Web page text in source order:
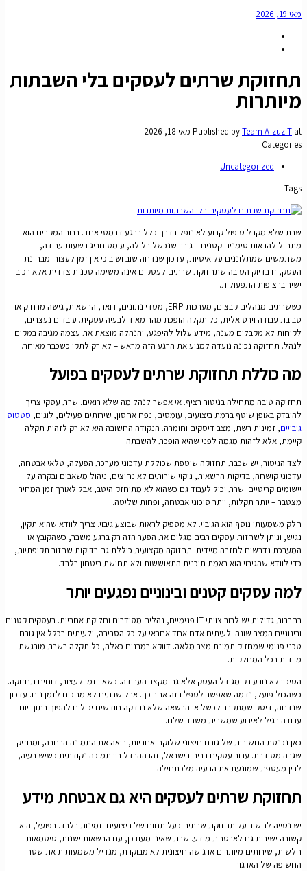
מאי 19, 2026
תחזוקת שרתים לעסקים בלי השבתות
מיותרות
Published byTeam A-zuzIT at
מאי 18, 2026
Categories
Uncategorized
Tags
שרת שלא מקבל טיפול קבוע לא נופל בדרך כלל ברגע דרמטי אחד. ברוב המקרים הוא
מתחיל להראות סימנים קטנים – גיבוי שנכשל בלילה, עומס חריג בשעות עבודה,
משתמשים שמתלוננים על איטיות, עדכון שנדחה שוב ושוב כי אין זמן לעצור. מבחינת
העסק, זו בדיוק הסיבה שתחזוקת שרתים לעסקים אינה משימה טכנית צדדית אלא רכיב
ישיר ברציפות התפעולית.
כששרתים מנהלים קבצים, מערכות ERP, מסדי נתונים, דואר, הרשאות, גישה מרחוק או
סביבת עבודה וירטואלית, כל תקלה הופכת מהר מאוד לבעיה עסקית. עובדים נעצרים,
לקוחות לא מקבלים מענה, מידע עלול להיפגע, והנהלה מוצאת את עצמה מגיבה במקום
לנהל. תחזוקה נכונה נועדה למנוע את הרגע הזה מראש – לא רק לתקן כשכבר מאוחר.
מה כוללת תחזוקת שרתים לעסקים בפועל
תחזוקה טובה מתחילה בניטור רציף. אי אפשר לנהל מה שלא רואים. שרת עסקי צריך
להיבדק באופן שוטף ברמת ביצועים, עומסים, נפח אחסון, שירותים פעילים, לוגים, סטטוס
גיבויים, זמינות רשת, מצב דיסקים וחומרה. הנקודה החשובה היא לא רק לזהות תקלה
קיימת, אלא לזהות מגמה לפני שהיא הופכת להשבתה.
לצד הניטור, יש שכבת תחזוקה שוטפת שכוללת עדכוני מערכת הפעלה, טלאי אבטחה,
עדכוני קושחה, בדיקות הרשאות, ניקוי שירותים לא נחוצים, ניהול משאבים ובקרה על
יישומים קריטיים. שרת יכול לעבוד גם כשהוא לא מתוחזק היטב, אבל לאורך זמן המחיר
מצטבר – יותר תקלות, יותר סיכוני אבטחה, ופחות שליטה.
חלק משמעותי נוסף הוא הגיבוי. לא מספיק לראות שבוצע גיבוי. צריך לוודא שהוא תקין,
נגיש, וניתן לשחזור. עסקים רבים מגלים את הפער הזה רק ברגע משבר, כשהקובץ או
המערכת נדרשים לחזרה מיידית. תחזוקה מקצועית כוללת גם בדיקות שחזור תקופתיות,
כדי לוודא שהגיבוי הוא באמת תוכנית התאוששות ולא תחושת ביטחון בלבד.
למה עסקים קטנים ובינוניים נפגעים יותר
בחברות גדולות יש לרוב צוותי IT פנימיים, נהלים מסודרים וחלוקת אחריות. בעסקים קטנים
ובינוניים המצב שונה. לעיתים אדם אחד אחראי על כל הסביבה, ולעיתים בכלל אין גורם
טכני פנימי שמחזיק תמונת מצב מלאה. דווקא במבנים כאלה, כל תקלה בשרת מורגשת
מיידית בכל המחלקות.
הסיכון לא נובע רק מגודל העסק אלא גם מקצב העבודה. כשאין זמן לעצור, דוחים תחזוקה.
כשהכול פועל, נדמה שאפשר לטפל בזה אחר כך. אבל שרתים לא מחכים לזמן נוח. עדכון
שנדחה, דיסק שמתקרב לכשל או הרשאה שלא נבדקה חודשים יכולים להפוך בתוך יום
עבודה רגיל לאירוע שמשבית משרד שלם.
כאן נכנסת החשיבות של גורם חיצוני שלוקח אחריות, רואה את התמונה הרחבה, ומחזיק
שגרה מסודרת. עבור עסקים רבים בישראל, זהו ההבדל בין תמיכה נקודתית כשיש בעיה,
לבין מעטפת שמונעת את הבעיה מלכתחילה.
תחזוקת שרתים לעסקים היא גם אבטחת מידע
יש נטייה לחשוב על תחזוקת שרתים כעל תחום של ביצועים וזמינות בלבד. בפועל, היא
קשורה ישירות גם לאבטחת מידע. שרת שאינו מעודכן, עם הרשאות ישנות, סיסמאות
חלשות, שירותים מיותרים או גישה חיצונית לא מבוקרת, מגדיל משמעותית את שטח
החשיפה של הארגון.